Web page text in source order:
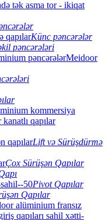
Künc pəncərələr
pəncərələri
Lift və Sürüşdürmə
Çox Sürüşən Qapılar
Pivot Qapılar
Qapılar